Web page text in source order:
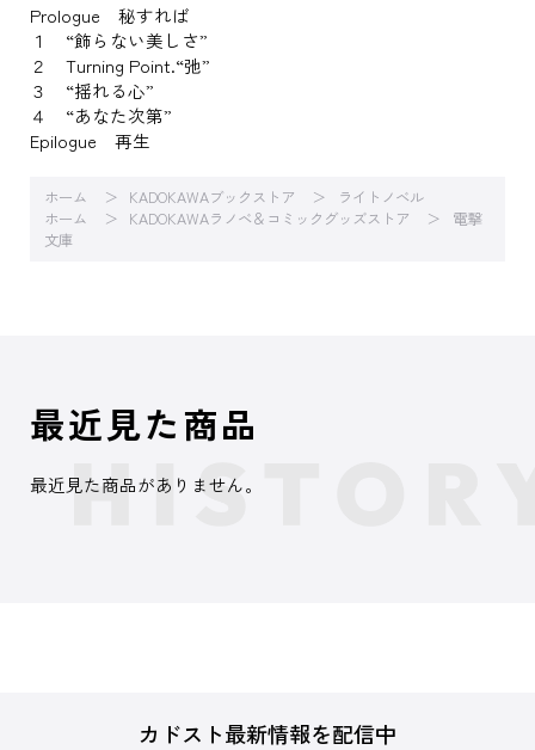
Prologue 秘すれば
１ “飾らない美しさ”
２ Turning Point.“弛”
３ “揺れる心”
４ “あなた次第”
Epilogue 再生
ホーム KADOKAWAブックストア
ライトノベル
ホーム
KADOKAWAラノベ＆コミックグッズストア
電撃
文庫
最近見た商品
最近見た商品がありません。
カドスト最新情報を配信中